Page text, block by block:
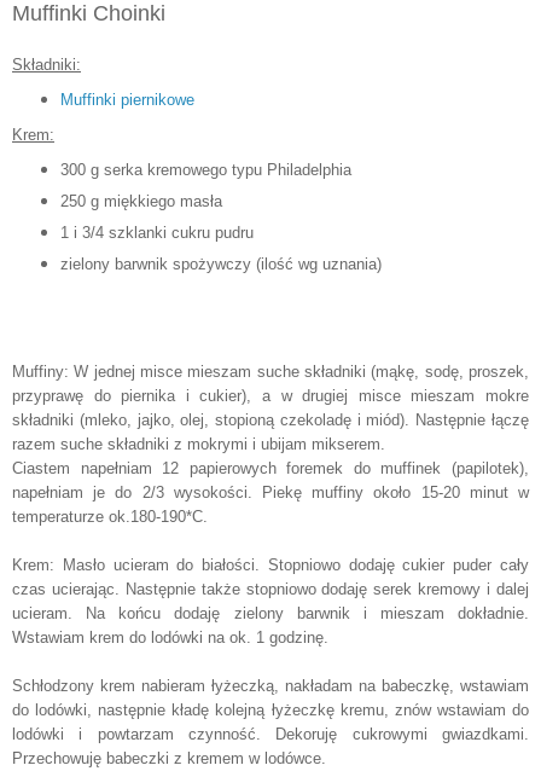
Muffinki Choinki
Składniki:
Muffinki piernikowe
Krem:
300 g serka kremowego typu Philadelphia
250 g miękkiego masła
1 i 3/4 szklanki cukru pudru
zielony barwnik spożywczy (ilość wg uznania)
Muffiny: W jednej misce mieszam suche składniki (mąkę, sodę, proszek,
przyprawę do piernika i cukier), a w drugiej misce mieszam mokre
składniki (mleko, jajko, olej, stopioną czekoladę i miód). Następnie łączę
razem suche składniki z mokrymi i ubijam mikserem.
Ciastem napełniam 12 papierowych foremek do muffinek (papilotek),
napełniam je do 2/3 wysokości. Piekę muffiny około 15-20 minut w
temperaturze ok.180-190*C.
Krem: Masło ucieram do białości. Stopniowo dodaję cukier puder cały
czas ucierając. Następnie także stopniowo dodaję serek kremowy i dalej
ucieram. Na końcu dodaję zielony barwnik i mieszam dokładnie.
Wstawiam krem do lodówki na ok. 1 godzinę.
Schłodzony krem nabieram łyżeczką, nakładam na babeczkę, wstawiam
do lodówki, następnie kładę kolejną łyżeczkę kremu, znów wstawiam do
lodówki i powtarzam czynność. Dekoruję cukrowymi gwiazdkami.
Przechowuję babeczki z kremem w lodówce.